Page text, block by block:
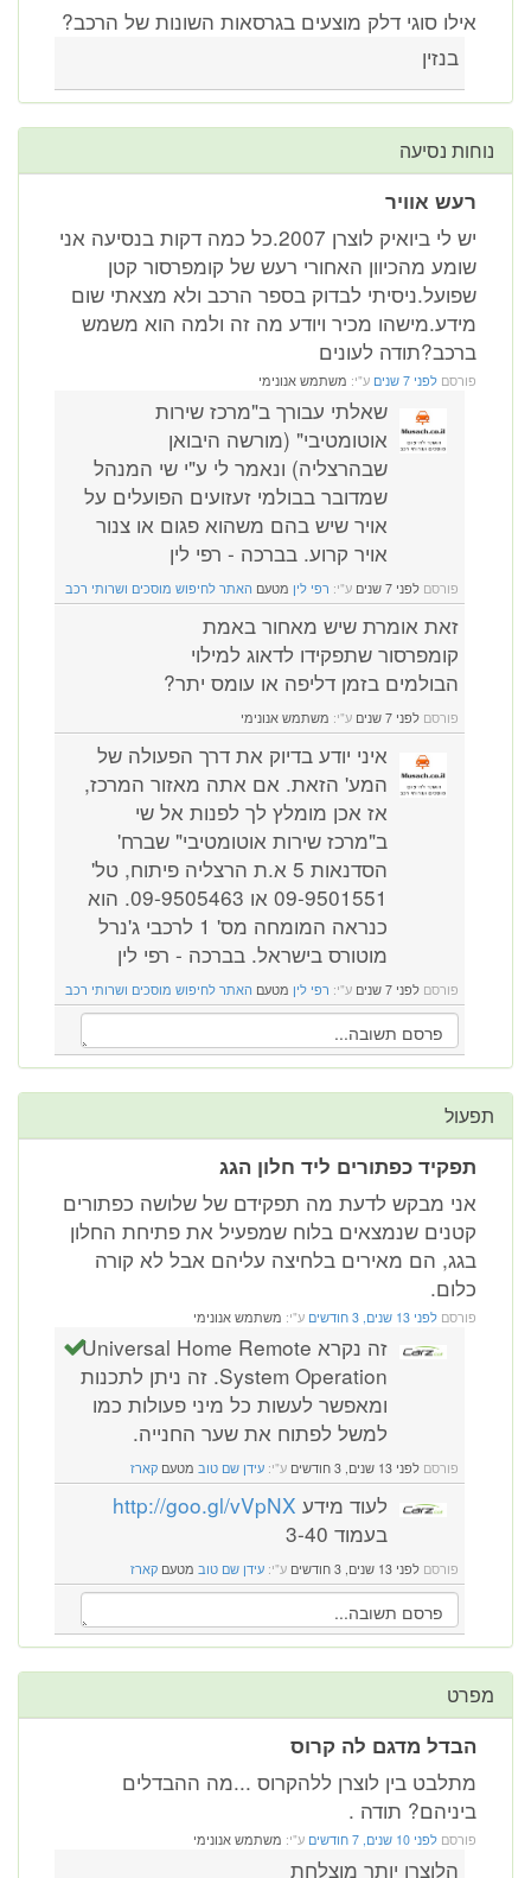
אילו סוגי דלק מוצעים בגרסאות השונות של הרכב?
בנזין
נוחות נסיעה
רעש אוויר
יש לי ביואיק לוצרן 2007.כל כמה דקות בנסיעה אני
שומע מהכיוון האחורי רעש של קומפרסור קטן
שפועל.ניסיתי לבדוק בספר הרכב ולא מצאתי שום
מידע.מישהו מכיר ויודע מה זה ולמה הוא משמש
ברכב?תודה לעונים
פורסם לפני 7 שנים ע"י: משתמש אנונימי
שאלתי עבורך ב"מרכז שירות
אוטומטיבי" (מורשה היבואן
שבהרצליה) ונאמר לי ע"י שי המנהל
שמדובר בבולמי זעזועים הפועלים על
אויר שיש בהם משהוא פגום או צנור
אויר קרוע. בברכה - רפי לין
פורסם לפני 7 שנים ע"י: רפי לין מטעם האתר לחיפוש מוסכים ושרותי רכב
זאת אומרת שיש מאחור באמת
קומפרסור שתפקידו לדאוג למילוי
הבולמים בזמן דליפה או עומס יתר?
פורסם לפני 7 שנים ע"י: משתמש אנונימי
איני יודע בדיוק את דרך הפעולה של
המע' הזאת. אם אתה מאזור המרכז,
אז אכן מומלץ לך לפנות אל שי
ב"מרכז שירות אוטומטיבי" שברח'
הסדנאות 5 א.ת הרצליה פיתוח, טל'
09-9501551 או 09-9505463. הוא
כנראה המומחה מס' 1 לרכבי ג'נרל
מוטורס בישראל. בברכה - רפי לין
פורסם לפני 7 שנים ע"י: רפי לין מטעם האתר לחיפוש מוסכים ושרותי רכב
תפעול
תפקיד כפתורים ליד חלון הגג
אני מבקש לדעת מה תפקידם של שלושה כפתורים
קטנים שנמצאים בלוח שמפעיל את פתיחת החלון
בגג, הם מאירים בלחיצה עליהם אבל לא קורה
כלום.
פורסם לפני 13 שנים, 3 חודשים ע"י: משתמש אנונימי
זה נקרא Universal Home Remote
System Operation. זה ניתן לתכנות
ומאפשר לעשות כל מיני פעולות כמו
למשל לפתוח את שער החנייה.
פורסם לפני 13 שנים, 3 חודשים ע"י: עידן שם טוב מטעם קארז
לעוד מידע http://goo.gl/vVpNX
בעמוד 3-40
פורסם לפני 13 שנים, 3 חודשים ע"י: עידן שם טוב מטעם קארז
מפרט
הבדל מדגם לה קרוס
מתלבט בין לוצרן ללהקרוס ...מה ההבדלים
ביניהם? תודה .
פורסם לפני 10 שנים, 7 חודשים ע"י: משתמש אנונימי
הלוצרן יותר מוצלחת